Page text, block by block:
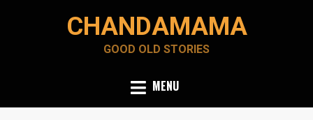
CHANDAMAMA
GOOD OLD STORIES
MENU